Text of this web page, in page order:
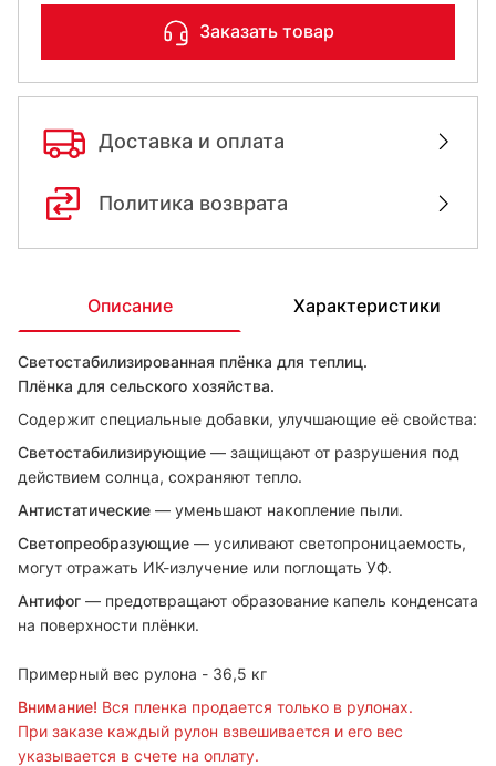
Заказать товар
Доставка и оплата
Политика возврата
Описание Характеристики
Светостабилизированная плёнка для теплиц.
Плёнка для сельского хозяйства.
Содержит специальные добавки, улучшающие её свойства:
Светостабилизирующие — защищают от разрушения под
действием солнца, сохраняют тепло.
Антистатические — уменьшают накопление пыли.
Светопреобразующие — усиливают светопроницаемость,
могут отражать ИК-излучение или поглощать УФ.
Антифог — предотвращают образование капель конденсата
на поверхности плёнки.
Примерный вес рулона - 36,5 кг
Внимание! Вся пленка продается только в рулонах.
При заказе каждый рулон взвешивается и его вес
указывается в счете на оплату.